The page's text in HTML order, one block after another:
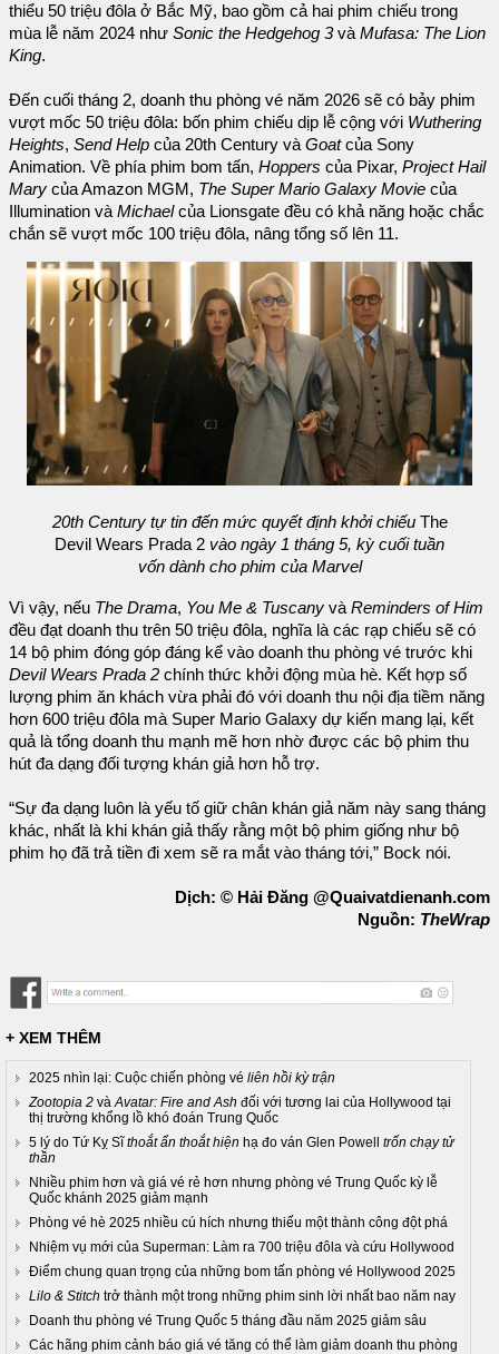
thiểu 50 triệu đôla ở Bắc Mỹ, bao gồm cả hai phim chiếu trong
mùa lễ năm 2024 như Sonic the Hedgehog 3và Mufasa: The Lion
King.
Đến cuối tháng 2, doanh thu phòng vé năm 2026 sẽ có bảy phim
vượt mốc 50 triệu đôla: bốn phim chiếu dịp lễ cộng với Wuthering
Heights, Send Help của 20th Century và Goatcủa Sony
Animation. Về phía phim bom tấn, Hoppers của Pixar, Project Hail
Mary của Amazon MGM, The Super Mario Galaxy Movie của
Illumination và Michaelcủa Lionsgate đều có khả năng hoặc chắc
chắn sẽ vượt mốc 100 triệu đôla, nâng tổng số lên 11.
20th Century tự tin đến mức quyết định khởi chiếu The
Devil Wears Prada 2 vào ngày 1 tháng 5, kỳ cuối tuần
vốn dành cho phim của Marvel
Vì vậy, nếu The Drama, You Me & Tuscany vàReminders of Him
đều đạt doanh thu trên 50 triệu đôla, nghĩa là các rạp chiếu sẽ có
14 bộ phim đóng góp đáng kể vào doanh thu phòng vé trước khi
Devil Wears Prada 2 chính thức khởi động mùa hè. Kết hợp số
lượng phim ăn khách vừa phải đó với doanh thu nội địa tiềm năng
hơn 600 triệu đôla mà Super Mario Galaxy dự kiến mang lại, kết
quả là tổng doanh thu mạnh mẽ hơn nhờ được các bộ phim thu
hút đa dạng đối tượng khán giả hơn hỗ trợ.
“Sự đa dạng luôn là yếu tố giữ chân khán giả năm này sang tháng
khác, nhất là khi khán giả thấy rằng một bộ phim giống như bộ
phim họ đã trả tiền đi xem sẽ ra mắt vào tháng tới,” Bock nói.
Dịch: © Hải Đăng @Quaivatdienanh.com
Nguồn: TheWrap
+ XEM THÊM
2025 nhìn lại: Cuộc chiến phòng vé liên hồi kỳ trận
Zootopia 2 vàAvatar: Fire and Ash đối với tương lai của Hollywood tại
thị trường khổng lồ khó đoán Trung Quốc
5 lý do Tứ Kỵ Sĩthoắt ẩn thoắt hiện hạ đo ván Glen Powell trốn chạy tử
thần
Nhiều phim hơn và giá vé rẻ hơn nhưng phòng vé Trung Quốc kỳ lễ
Quốc khánh 2025 giảm mạnh
Phòng vé hè 2025 nhiều cú hích nhưng thiếu một thành công đột phá
Nhiệm vụ mới của Superman: Làm ra 700 triệu đôla và cứu Hollywood
Điểm chung quan trọng của những bom tấn phòng vé Hollywood 2025
Lilo & Stitch trở thành một trong những phim sinh lời nhất bao năm nay
Doanh thu phòng vé Trung Quốc 5 tháng đầu năm 2025 giảm sâu
Các hãng phim cảnh báo giá vé tăng có thể làm giảm doanh thu phòng